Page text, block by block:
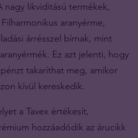
nagy likviditású termékek,
aranyérme,
árrésszel bírnak, mint
Ez azt jelenti, hogy
takaríthat meg, amikor
kívül kereskedik.
a Tavex értékesít,
hozzáadódik az árucikk